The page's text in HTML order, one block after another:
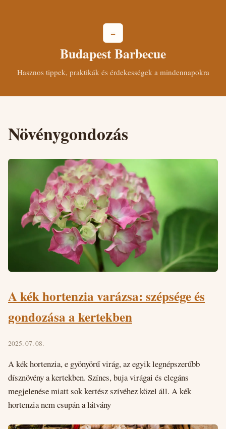
≡
Budapest Barbecue
Hasznos tippek, praktikák és érdekességek a mindennapokra
Növénygondozás
A kék hortenzia varázsa: szépsége és
gondozása a kertekben
2025. 07. 08.
A kék hortenzia, e gyönyörű virág, az egyik legnépszerűbb
dísznövény a kertekben. Színes, buja virágai és elegáns
megjelenése miatt sok kertész szívéhez közel áll. A kék
hortenzia nem csupán a látvány